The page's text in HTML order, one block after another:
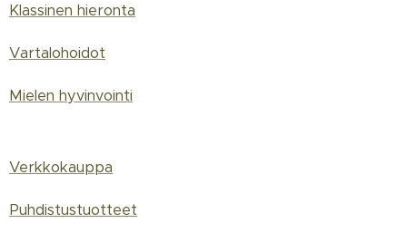
Klassinen hieronta
Vartalohoidot
Mielen hyvinvointi
Verkkokauppa
Puhdistustuotteet